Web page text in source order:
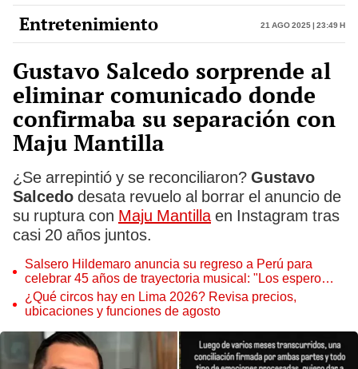
Entretenimiento 21 Ago 2025 | 23:49 h
Gustavo Salcedo sorprende al
eliminar comunicado donde
confirmaba su separación con
Maju Mantilla
¿Se arrepintió y se reconciliaron? Gustavo
Salcedo desata revuelo al borrar el anuncio de
su ruptura con Maju Mantillaen Instagram tras
casi 20 años juntos.
Salsero Hildemaro anuncia su regreso a Perú para
celebrar 45 años de trayectoria musical: "Los espero
para cantar con todos ustedes”
¿Qué circos hay en Lima 2026? Revisa precios,
ubicaciones y funciones de agosto